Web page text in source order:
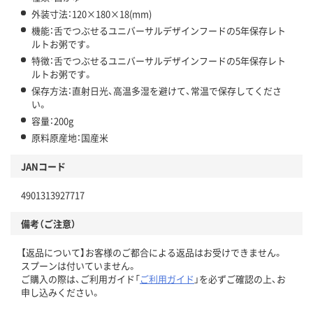
外装寸法：120×180×18(mm)
機能：舌でつぶせるユニバーサルデザインフードの5年保存レト
ルトお粥です。
特徴：舌でつぶせるユニバーサルデザインフードの5年保存レト
ルトお粥です。
保存方法：直射日光、高温多湿を避けて、常温で保存してくださ
い。
容量：200g
原料原産地：国産米
JANコード
4901313927717
備考（ご注意）
【返品について】お客様のご都合による返品はお受けできません。
スプーンは付いていません。
ご購入の際は、ご利用ガイド「ご利用ガイド 」を必ずご確認の上、お
申し込みください。